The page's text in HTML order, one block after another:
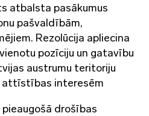
atbalsta pasākumus
pašvaldībām,
Rezolūcija apliecina
pozīciju un gatavību
austrumu teritoriju
attīstības interesēm
drošības